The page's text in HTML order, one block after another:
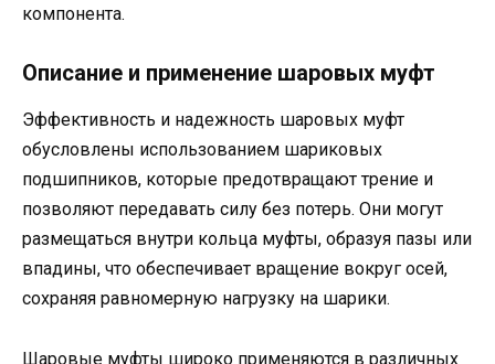
компонента.
Описание и применение шаровых муфт
Эффективность и надежность шаровых муфт
обусловлены использованием шариковых
подшипников, которые предотвращают трение и
позволяют передавать силу без потерь. Они могут
размещаться внутри кольца муфты, образуя пазы или
впадины, что обеспечивает вращение вокруг осей,
сохраняя равномерную нагрузку на шарики.
Шаровые муфты широко применяются в различных